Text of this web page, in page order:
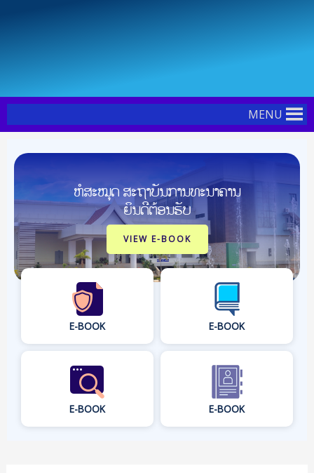
MENU
ຫໍສະໝຸດ ສະຖາບັນການທະນາຄານ
ຍິນດີຕ້ອນຮັບ
VIEW E-BOOK
E-BOOK E-BOOK
E-BOOK E-BOOK